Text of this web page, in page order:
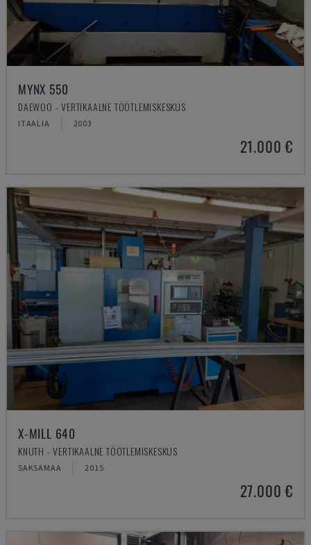
MYNX 550
DAEWOO - VERTIKAALNE TÖÖTLEMISKESKUS
ITAALIA 2003
21.000 €
X-MILL 640
KNUTH - VERTIKAALNE TÖÖTLEMISKESKUS
SAKSAMAA 2015
27.000 €